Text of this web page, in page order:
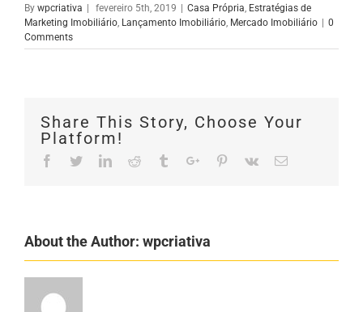
By wpcriativa fevereiro 5th, 2019 Casa Própria, Estratégias de
Marketing Imobiliário, Lançamento Imobiliário, Mercado Imobiliário
0
Comments
Share This Story, Choose Your
Platform!
Facebook
TwitterLinkedinReddit TumblrGoogle+Pinterest
Vk Email
About the Author: wpcriativa